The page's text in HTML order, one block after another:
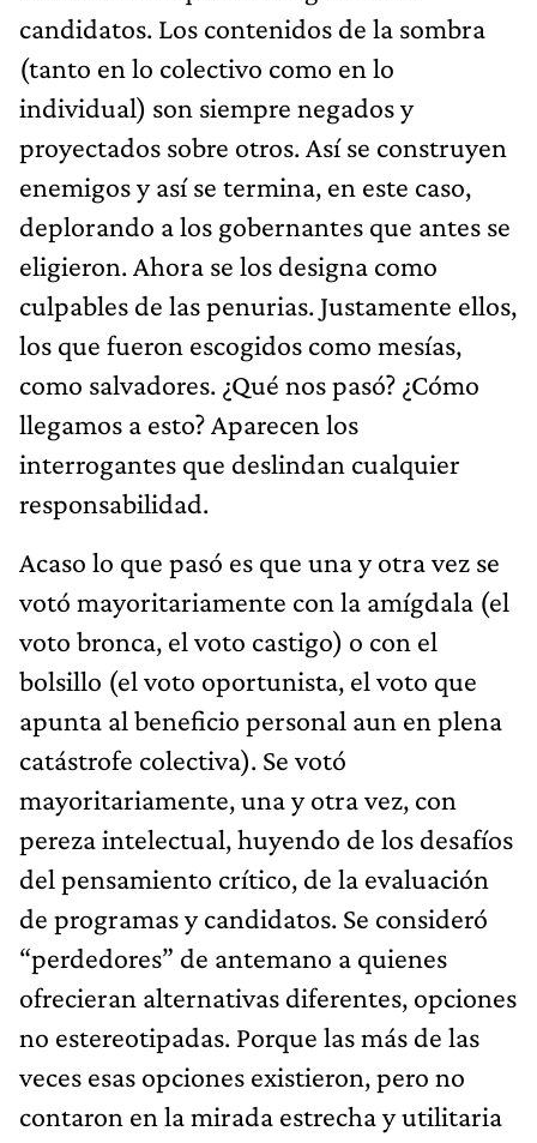
candidatos. Los contenidos de la sombra
(tanto en lo colectivo como en lo
individual) son siempre negados y
proyectados sobre otros. Así se construyen
enemigos y así se termina, en este caso,
deplorando a los gobernantes que antes se
eligieron. Ahora se los designa como
culpables de las penurias. Justamente ellos,
los que fueron escogidos como mesías,
como salvadores. ¿Qué nos pasó? ¿Cómo
llegamos a esto? Aparecen los
interrogantes que deslindan cualquier
responsabilidad.
Acaso lo que pasó es que una y otra vez se
votó mayoritariamente con la amígdala (el
voto bronca, el voto castigo) o con el
bolsillo (el voto oportunista, el voto que
apunta al beneficio personal aun en plena
catástrofe colectiva). Se votó
mayoritariamente, una y otra vez, con
pereza intelectual, huyendo de los desafíos
del pensamiento crítico, de la evaluación
de programas y candidatos. Se consideró
“perdedores” de antemano a quienes
ofrecieran alternativas diferentes, opciones
no estereotipadas. Porque las más de las
veces esas opciones existieron, pero no
contaron en la mirada estrecha y utilitaria